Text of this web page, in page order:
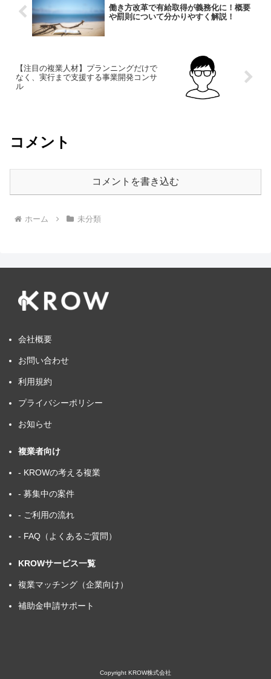
働き方改革で有給取得が義務化に！概要
や罰則について分かりやすく解説！
【注目の複業人材】プランニングだけで
なく、実行まで支援する事業開発コンサ
ル
コメント
コメントを書き込む
ホーム 未分類
会社概要
お問い合わせ
利用規約
プライバシーポリシー
お知らせ
複業者向け
- KROWの考える複業
- 募集中の案件
- ご利用の流れ
- FAQ（よくあるご質問）
KROWサービス一覧
複業マッチング（企業向け）
補助金申請サポート
Copyright KROW株式会社